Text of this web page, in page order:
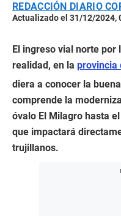
REDACCIÓN DIARIO
Actualizado el 31/12/2024,
El ingreso vial norte por
realidad, en la provincia
diera a conocer la
comprende la
óvalo El Milagro hasta
que impactará
trujillanos.